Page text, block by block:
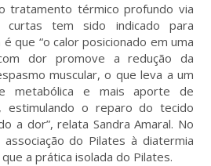
tratamento térmico profundo via
curtas tem sido indicado para
que “o calor posicionado em uma
dor promove a redução da
muscular, o que leva a um
metabólica e mais aporte de
estimulando o reparo do tecido
a dor”, relata Sandra Amaral. No
do Pilates à diatermia
a prática isolada do Pilates.